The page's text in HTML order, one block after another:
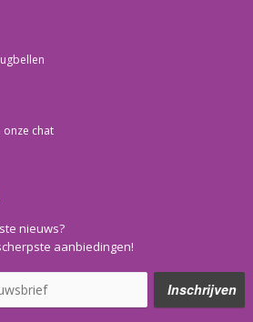
onze chat
nieuws?
aanbiedingen!